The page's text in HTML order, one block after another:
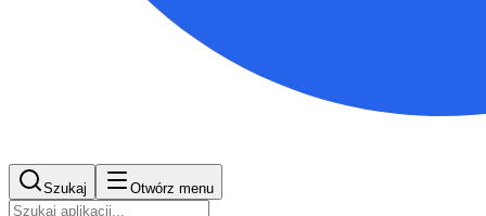
Szukaj Otwórz menu